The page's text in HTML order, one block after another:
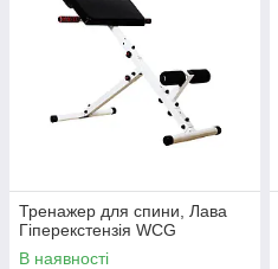
Тренажер для спини, Лава
Гіперекстензія WCG
В наявності